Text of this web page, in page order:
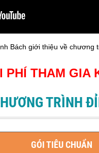
Bách giới thiệu về chương
PHÍ THAM GIA
TRÌNH
GÓI TIÊU CHUẨN